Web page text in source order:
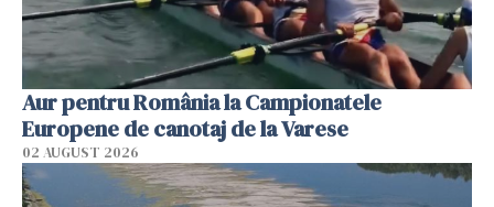
Aur pentru România la Campionatele
Europene de canotaj de la Varese
02 AUGUST 2026